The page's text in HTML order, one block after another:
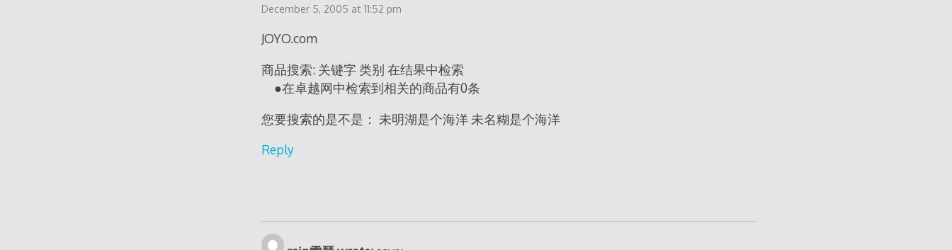
December 5, 2005 at 11:52 pm
JOYO.com
商品搜索: 关键字 类别 在结果中检索
●在卓越网中检索到相关的商品有0条
您要搜索的是不是： 未明湖是个海洋 未名糊是个海洋
Reply